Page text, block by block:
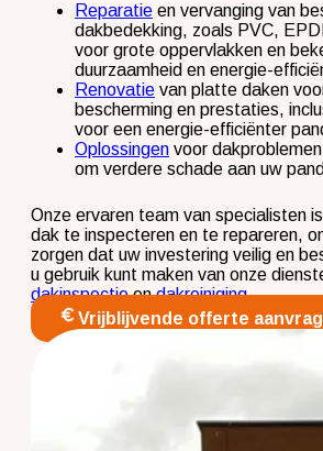
Reparatie en vervanging van
dakbedekking, zoals PVC,
voor grote oppervlakken en
duurzaamheid en energie-
Renovatie van platte daken
bescherming en prestaties,
voor een energie-efficiënter
Oplossingen voor
om verdere schade aan uw
Onze ervaren team van specialisten
dak te inspecteren en te repareren,
zorgen dat uw investering veilig en
u gebruik kunt maken van onze
dakinspectieendakreiniging.
Vrijblijvende offerte